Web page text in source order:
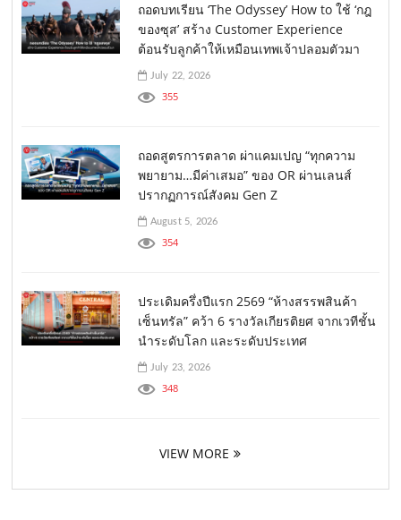
ถอดบทเรียน ‘The Odyssey’ How to ใช้ ‘กฎ
ของซุส’ สร้าง Customer Experience
ต้อนรับลูกค้าให้เหมือนเทพเจ้าปลอมตัวมา
July 22, 2026
355
ถอดสูตรการตลาด ผ่าแคมเปญ “ทุกความ
พยายาม…มีค่าเสมอ” ของ OR ผ่านเลนส์
ปรากฏการณ์สังคม Gen Z
August 5, 2026
354
ประเดิมครึ่งปีแรก 2569 “ห้างสรรพสินค้า
เซ็นทรัล” คว้า 6 รางวัลเกียรติยศ จากเวทีชั้น
นำระดับโลก และระดับประเทศ
July 23, 2026
348
VIEW MORE